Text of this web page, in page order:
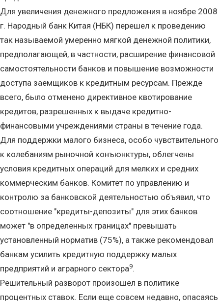
Для увеличения денежного предложения в ноябре 2008
г. Народный банк Китая (НБК) перешел к проведению
так называемой умеренно мягкой денежной политики,
предполагающей, в частности, расширение финансовой
самостоятельности банков и повышение возможности
доступа заемщиков к кредитным ресурсам. Прежде
всего, было отменено директивное квотирование
кредитов, разрешенных к выдаче кредитно-
финансовыми учреждениями страны в течение года.
Для поддержки малого бизнеса, особо чувствительного
к колебаниям рыночной конъюнктуры, облегчены
условия кредитных операций для мелких и средних
коммерческим банков. Комитет по управлению и
контролю за банковской деятельностью объявил, что
соотношение "кредиты-депозиты" для этих банков
может "в определенных границах" превышать
установленный норматив (75%), а также рекомендовал
банкам усилить кредитную поддержку малых
предприятий и аграрного сектора9.
Решительный разворот произошел в политике
процентных ставок. Если еще совсем недавно, опасаясь